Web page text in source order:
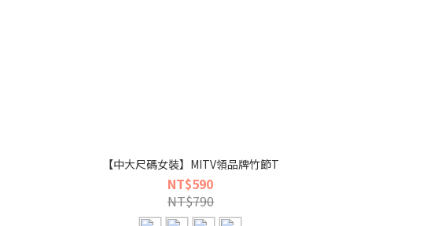
【中大尺碼女裝】MITV領品牌竹節T
NT$590
NT$790